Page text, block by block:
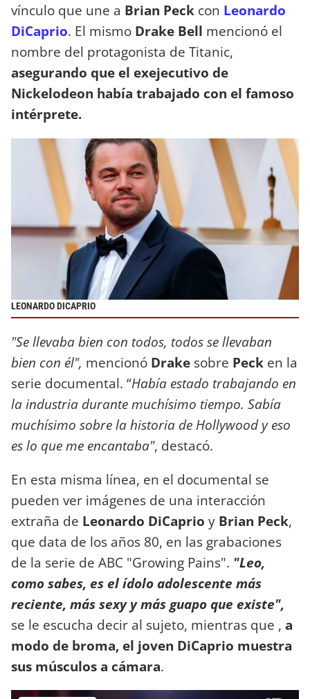
vínculo que une a Brian Peck con Leonardo
DiCaprio. El mismo Drake Bell mencionó el
nombre del protagonista de Titanic,
asegurando que el exejecutivo de
Nickelodeon había trabajado con el famoso
intérprete.
LEONARDO DICAPRIO
"Se llevaba bien con todos, todos se llevaban
bien con él", mencionó Drake sobre Peck en la
serie documental. “Había estado trabajando en
la industria durante muchísimo tiempo. Sabía
muchísimo sobre la historia de Hollywood y eso
es lo que me encantaba", destacó.
En esta misma línea, en el documental se
pueden ver imágenes de una interacción
extraña de Leonardo DiCaprio y Brian Peck,
que data de los años 80, en las grabaciones
de la serie de ABC "Growing Pains". "Leo,
como sabes, es el ídolo adolescente más
reciente, más sexy y más guapo que existe",
se le escucha decir al sujeto, mientras que , a
modo de broma, el joven DiCaprio muestra
sus músculos a cámara.